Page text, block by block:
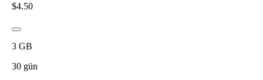
$4.50
3 GB
30 gün